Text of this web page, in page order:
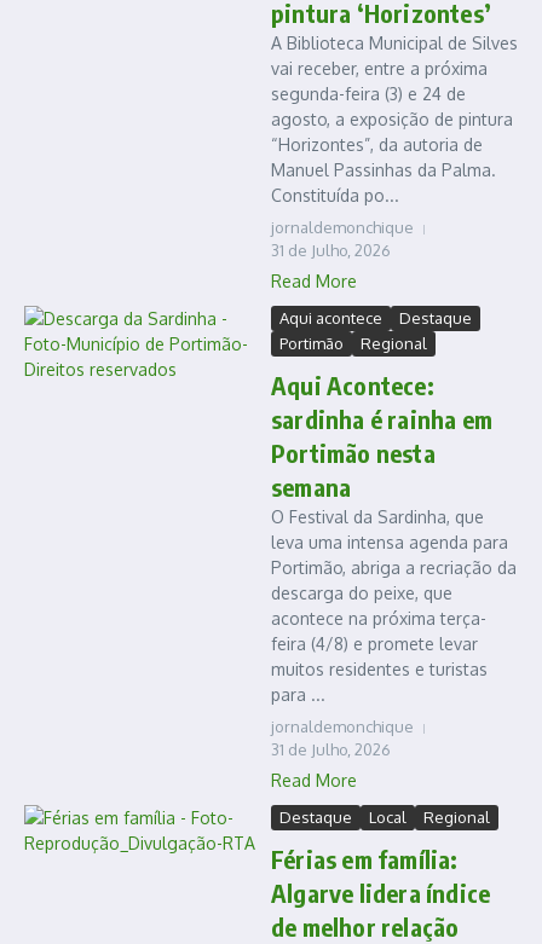
pintura ‘Horizontes’
A Biblioteca Municipal de Silves
vai receber, entre a próxima
segunda-feira (3) e 24 de
agosto, a exposição de pintura
“Horizontes”, da autoria de
Manuel Passinhas da Palma.
Constituída po...
jornaldemonchique
31 de Julho, 2026
Read More
Aqui acontece
Destaque
Portimão
Regional
Aqui Acontece:
sardinha é rainha em
Portimão nesta
semana
O Festival da Sardinha, que
leva uma intensa agenda para
Portimão, abriga a recriação da
descarga do peixe, que
acontece na próxima terça-
feira (4/8) e promete levar
muitos residentes e turistas
para ...
jornaldemonchique
31 de Julho, 2026
Read More
Destaque Local Regional
Férias em família:
Algarve lidera índice
de melhor relação